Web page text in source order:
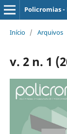
Policromias -
Início / Arquivos
v. 2 n. 1